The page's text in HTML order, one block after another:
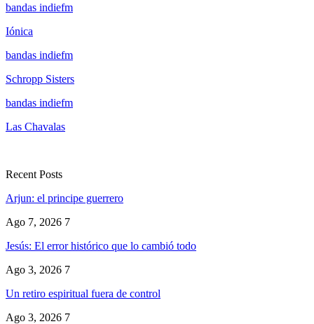
bandas indiefm
Iónica
bandas indiefm
Schropp Sisters
bandas indiefm
Las Chavalas
Recent Posts
Arjun: el principe guerrero
Ago 7, 2026 7
Jesús: El error histórico que lo cambió todo
Ago 3, 2026 7
Un retiro espiritual fuera de control
Ago 3, 2026 7